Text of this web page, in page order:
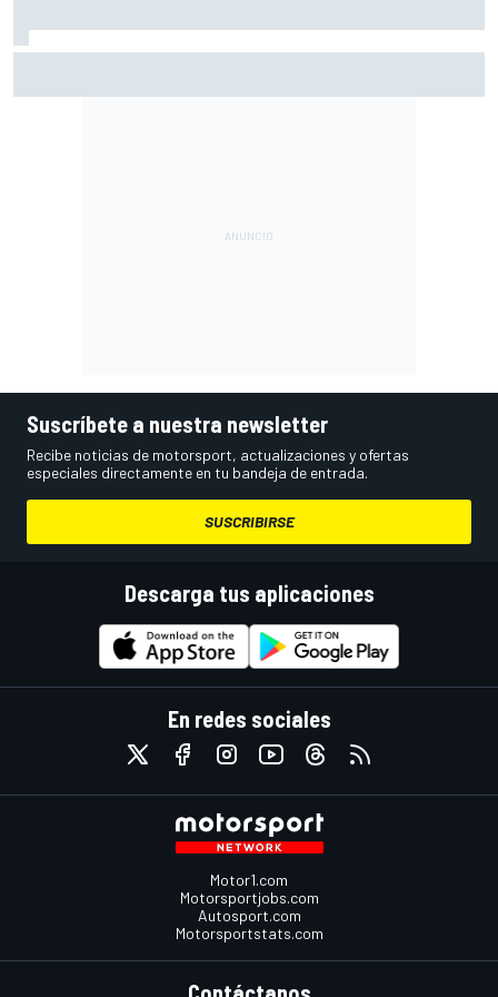
Suscríbete a nuestra newsletter
Recibe noticias de motorsport, actualizaciones y ofertas
especiales directamente en tu bandeja de entrada.
SUSCRIBIRSE
Descarga tus aplicaciones
En redes sociales
Motor1.com
Motorsportjobs.com
Autosport.com
Motorsportstats.com